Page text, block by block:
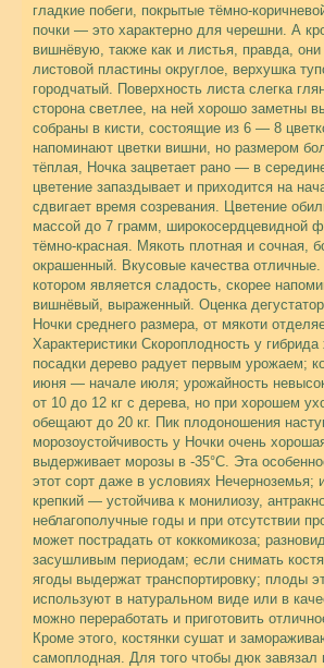
гладкие побеги, покрытые тёмно-
почки — это характерно для черешни. А
вишнёвую, также как и листья, правда,
листовой пластины округлое, верхушка
городчатый. Поверхность листа слегка
сторона светлее, на ней хорошо заметны
собраны в кисти, состоящие из 6 — 8
напоминают цветки вишни, но размером
тёплая, Ночка зацветает рано — в
цветение запаздывает и приходится на
сдвигает время созревания. Цветение
массой до 7 грамм, широкосердцевидной
тёмно-красная. Мякоть плотная и сочная,
окрашенный. Вкусовые качества
котором является сладость, скорее
вишнёвый, выраженный. Оценка
Ночки среднего размера, от мякоти
Характеристики Скороплодность у
посадки дерево радует первым урожаем;
июня — начале июля; урожайность
от 10 до 12 кг с дерева, но при хорошем
обещают до 20 кг. Пик плодоношения
морозоустойчивость у Ночки очень
выдерживает морозы в -35°С. Эта
этот сорт даже в условиях Нечерноземья;
крепкий — устойчива к монилиозу,
неблагополучные годы и при отсутствии
может пострадать от коккомикоза;
засушливым периодам; если снимать
ягоды выдержат транспортировку; плоды
используют в натуральном виде или в
можно переработать и приготовить
Кроме этого, костянки сушат и
самоплодная. Для того чтобы дюк